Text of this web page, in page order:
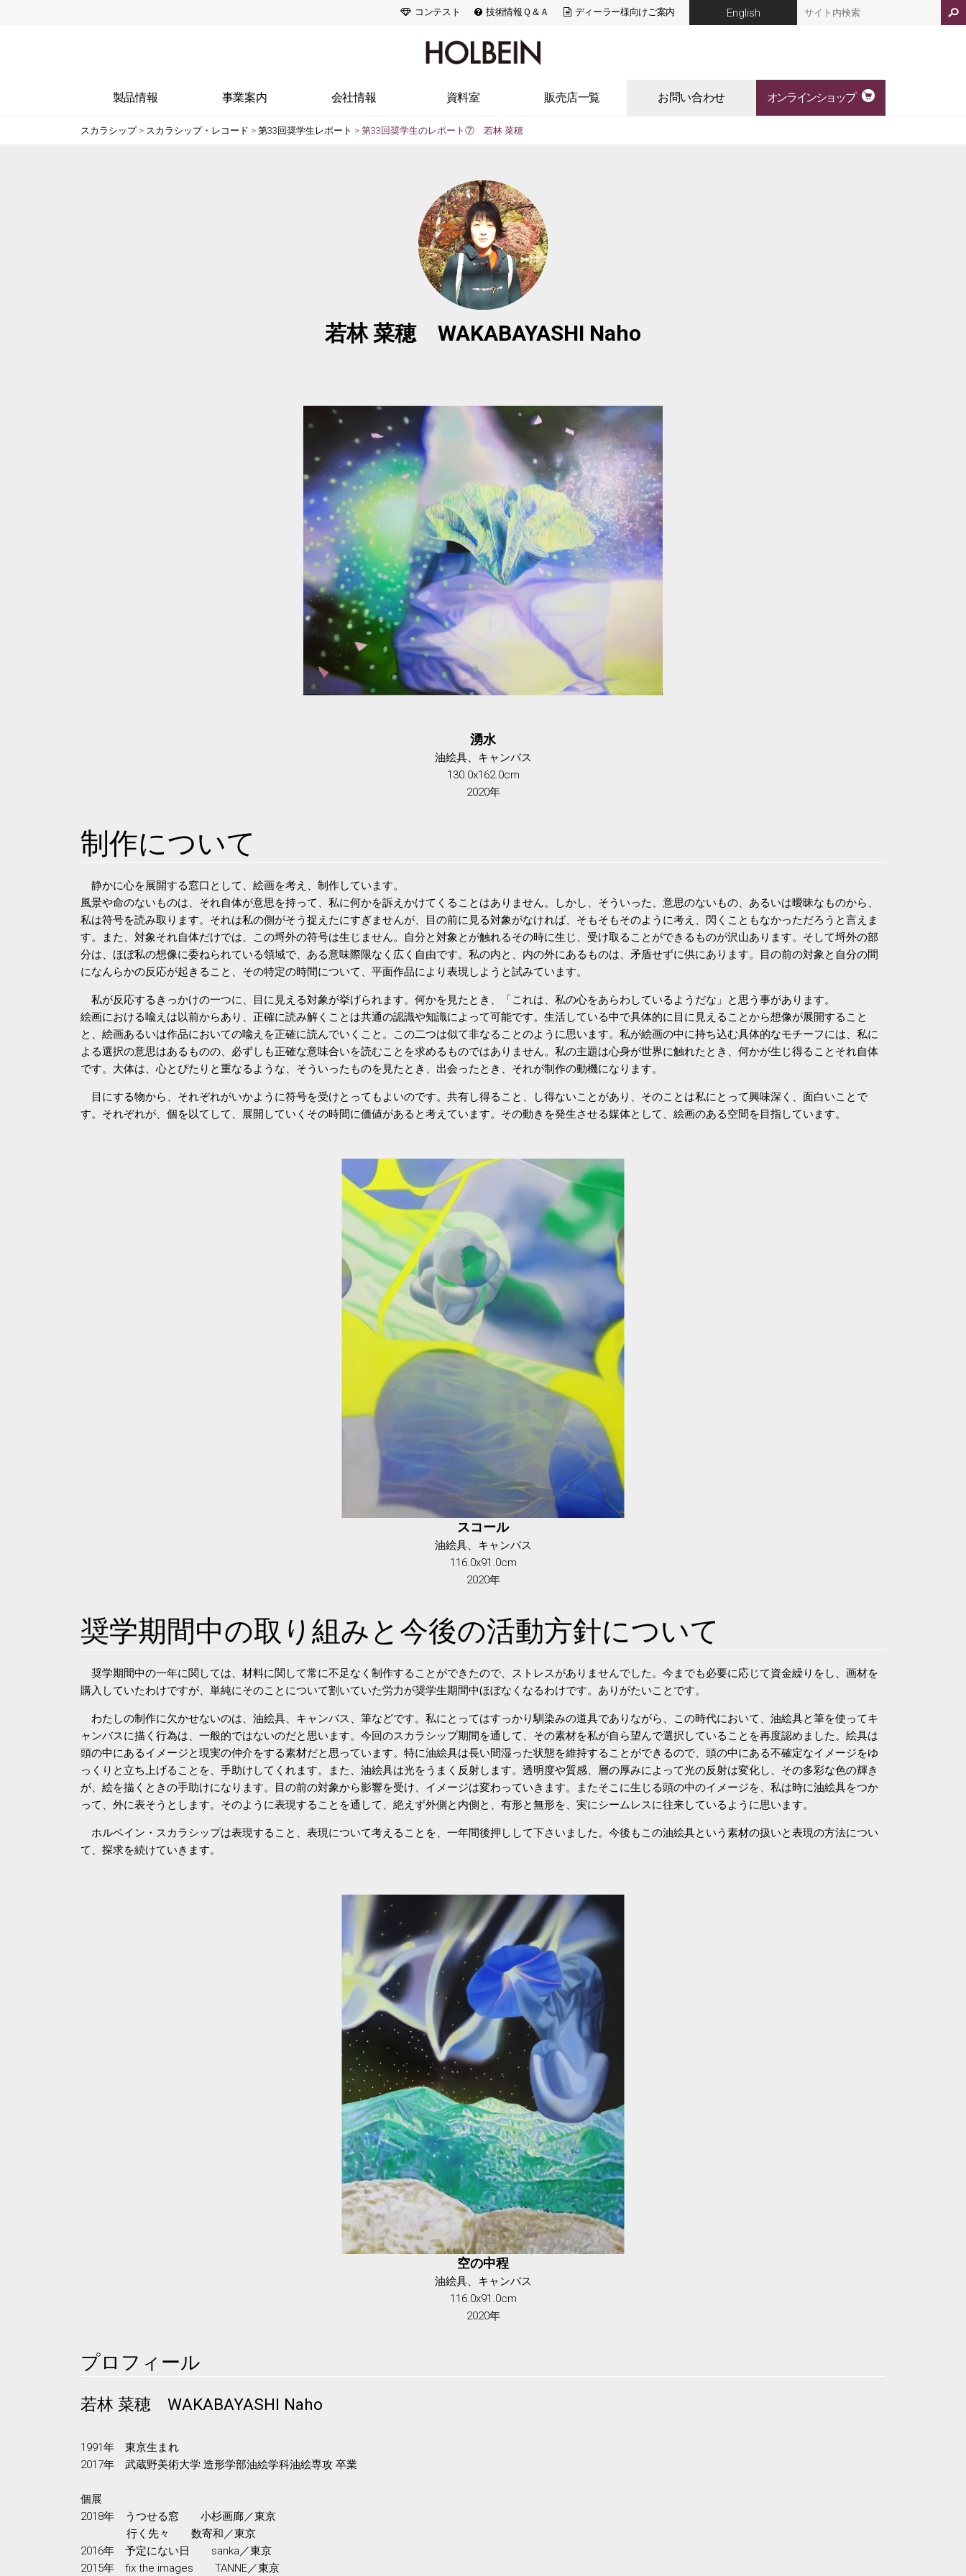
コンテスト 技術情報Ｑ＆Ａ ディーラー様向けご案内 English
製品情報
製品情報
事業案内
生産受託
会社情報
ブランドストーリー
資料室
出版活動
色材の解剖学
ACRYLART別冊
ACRYLART
販売店一覧
九州・沖縄
お問い合わせ オンラインショップ
スカラシップ> スカラシップ・レコード > 第33回奨学生レポート > 第33回奨学生のレポート⑦ 若林 菜穂
若林 菜穂 WAKABAYASHI Naho
湧水
油絵具、キャンバス
130.0x162.0cm
2020年
制作について
静かに心を展開する窓口として、絵画を考え、制作しています。
風景や命のないものは、それ自体が意思を持って、私に何かを訴えかけてくることはありません。しかし、そういった、意思のないもの、あるいは曖昧なものから、
私は符号を読み取ります。それは私の側がそう捉えたにすぎませんが、目の前に見る対象がなければ、そもそもそのように考え、閃くこともなかっただろうと言えま
す。また、対象それ自体だけでは、この埒外の符号は生じません。自分と対象とが触れるその時に生じ、受け取ることができるものが沢山あります。そして埒外の部
分は、ほぼ私の想像に委ねられている領域で、ある意味際限なく広く自由です。私の内と、内の外にあるものは、矛盾せずに供にあります。目の前の対象と自分の間
になんらかの反応が起きること、その特定の時間について、平面作品により表現しようと試みています。
私が反応するきっかけの一つに、目に見える対象が挙げられます。何かを見たとき、「これは、私の心をあらわしているようだな」と思う事があります。
絵画における喩えは以前からあり、正確に読み解くことは共通の認識や知識によって可能です。生活している中で具体的に目に見えることから想像が展開すること
と、絵画あるいは作品においての喩えを正確に読んでいくこと。この二つは似て非なることのように思います。私が絵画の中に持ち込む具体的なモチーフには、私に
よる選択の意思はあるものの、必ずしも正確な意味合いを読むことを求めるものではありません。私の主題は心身が世界に触れたとき、何かが生じ得ることそれ自体
です。大体は、心とぴたりと重なるような、そういったものを見たとき、出会ったとき、それが制作の動機になります。
目にする物から、それぞれがいかように符号を受けとってもよいのです。共有し得ること、し得ないことがあり、そのことは私にとって興味深く、面白いことで
す。それぞれが、個を以てして、展開していくその時間に価値があると考えています。その動きを発生させる媒体として、絵画のある空間を目指しています。
スコール
油絵具、キャンバス
116.0x91.0cm
2020年
奨学期間中の取り組みと今後の活動方針について
奨学期間中の一年に関しては、材料に関して常に不足なく制作することができたので、ストレスがありませんでした。今までも必要に応じて資金繰りをし、画材を
購入していたわけですが、単純にそのことについて割いていた労力が奨学生期間中ほぼなくなるわけです。ありがたいことです。
わたしの制作に欠かせないのは、油絵具、キャンバス、筆などです。私にとってはすっかり馴染みの道具でありながら、この時代において、油絵具と筆を使ってキ
ャンバスに描く行為は、一般的ではないのだと思います。今回のスカラシップ期間を通して、その素材を私が自ら望んで選択していることを再度認めました。絵具は
頭の中にあるイメージと現実の仲介をする素材だと思っています。特に油絵具は長い間湿った状態を維持することができるので、頭の中にある不確定なイメージをゆ
っくりと立ち上げることを、手助けしてくれます。また、油絵具は光をうまく反射します。透明度や質感、層の厚みによって光の反射は変化し、その多彩な色の輝き
が、絵を描くときの手助けになります。目の前の対象から影響を受け、イメージは変わっていきます。またそこに生じる頭の中のイメージを、私は時に油絵具をつか
って、外に表そうとします。そのように表現することを通して、絶えず外側と内側と、有形と無形を、実にシームレスに往来しているように思います。
ホルベイン・スカラシップは表現すること、表現について考えることを、一年間後押しして下さいました。今後もこの油絵具という素材の扱いと表現の方法につい
て、探求を続けていきます。
空の中程
油絵具、キャンバス
116.0x91.0cm
2020年
プロフィール
若林 菜穂 WAKABAYASHI Naho
1991年 東京生まれ
2017年 武蔵野美術大学 造形学部油絵学科油絵専攻 卒業
個展
2018年 うつせる窓 小杉画廊／東京
行く先々 数寄和／東京
2016年 予定にない日 sanka／東京
2015年 fix the images TANNE／東京